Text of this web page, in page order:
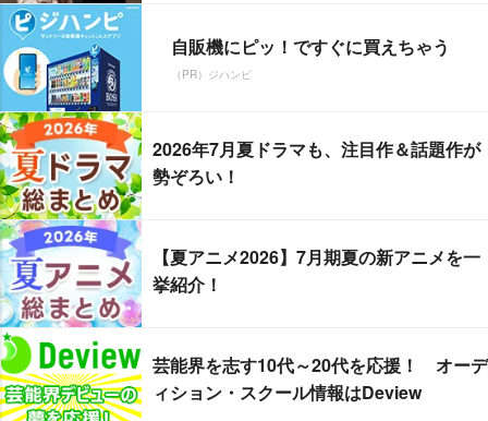
自販機にピッ！ですぐに買えちゃう
（PR）ジハンピ
2026年7月夏ドラマも、注目作＆話題作が
勢ぞろい！
【夏アニメ2026】7月期夏の新アニメを一
挙紹介！
芸能界を志す10代～20代を応援！ オーデ
ィション・スクール情報はDeview